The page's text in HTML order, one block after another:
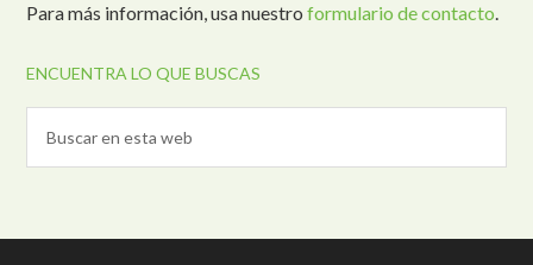
Para más información, usa nuestroformulario de contacto.
ENCUENTRA LO QUE BUSCAS